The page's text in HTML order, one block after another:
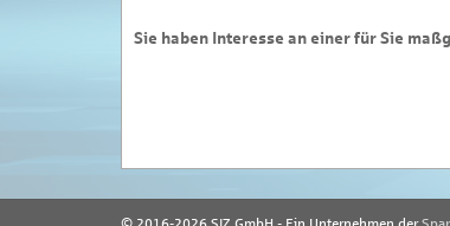
Sie haben Interesse an einer für Sie